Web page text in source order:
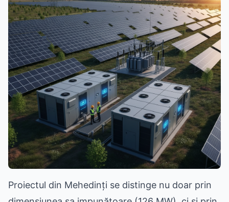
Proiectul din Mehedinți se distinge nu doar prin